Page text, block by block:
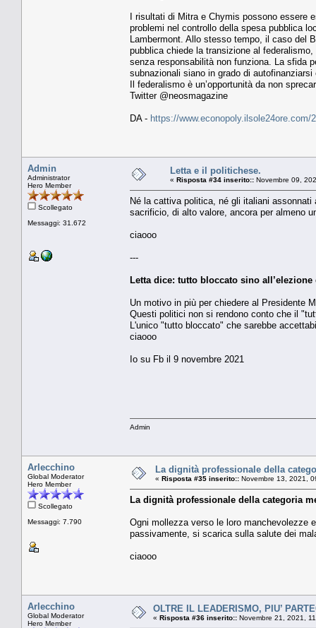
I risultati di Mitra e Chymis possono essere
problemi nel controllo della spesa pubblica
Lambermont. Allo stesso tempo, il caso del
pubblica chiede la transizione al
senza responsabilità non funziona. La sfida
subnazionali siano in grado di
Il federalismo è un’opportunità da non
Twitter @neosmagazine
DA - https://
Admin
Administrator
Hero Member
Scollegato
Messaggi: 31.672
Letta e il politichese.
« Risposta #34 inserito:: Novembre 09,
Né la cattiva politica, né gli italiani
sacrificio, di alto valore, ancora per almeno
ciaooo
---
Letta dice: tutto bloccato sino
Un motivo in più per chiedere al Presidente
Questi politici non si rendono conto che il
L'unico "tutto bloccato" che sarebbe
ciaooo
Io su Fb il 9 novembre 2021
Admin
Arlecchino
Global Moderator
Hero Member
Scollegato
Messaggi: 7.790
La dignità professionale della
« Risposta #35 inserito:: Novembre 13, 2021,
La dignità professionale della categoria
Ogni mollezza verso le loro manchevolezze
passivamente, si scarica sulla salute dei
ciaooo
Arlecchino
Global Moderator
Hero Member
OLTRE IL LEADERISMO, PIU’
« Risposta #36 inserito:: Novembre 21, 2021,